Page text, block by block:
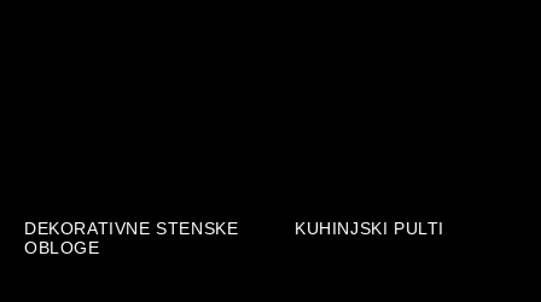
DEKORATIVNE STENSKE
OBLOGE
KUHINJSKI PULTI